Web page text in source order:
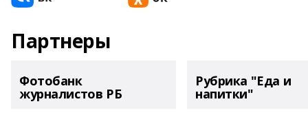
Партнеры
Фотобанк
журналистов РБ
Рубрика "Еда и
напитки"